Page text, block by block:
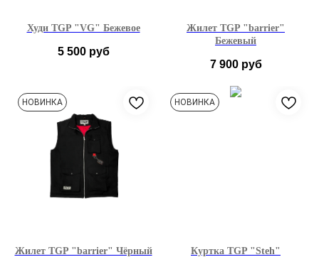
Худи TGP "VG" Бежевое
5 500 руб
S M
Жилет TGP "barrier"
Бежевый
7 900 руб
НОВИНКА
Жилет TGP "barrier" Чёрный
НОВИНКА
Куртка TGP "Steh"